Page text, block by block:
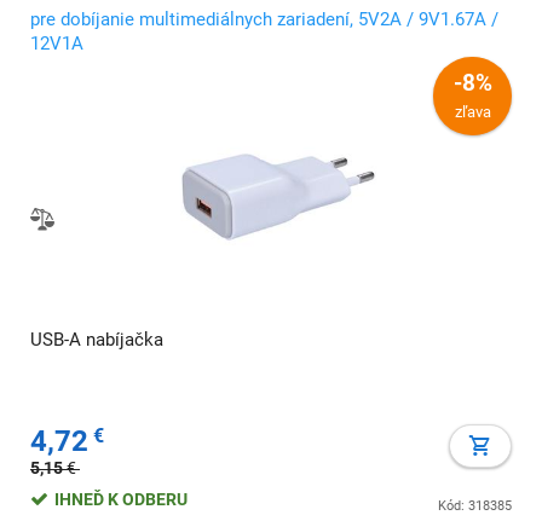
pre dobíjanie multimediálnych zariadení, 5V2A / 9V1.67A /
12V1A
-8%
zľava
USB-A nabíjačka
4,72 €
5,15€
Kód: 318385
IHNEĎ K ODBERU